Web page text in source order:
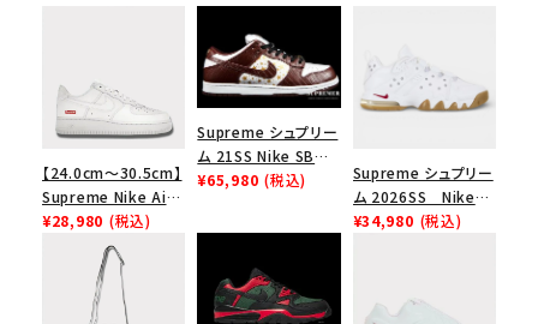
【24.0cm～30.5cm】
Supreme Nike Air
Force 1 Low シュプ
リーム ナイキエアフォ
ース１スニーカー シ
ューズ ホワイト
¥28,980 (税込)
Supreme シュプリー
ム 21SS Nike SB
Dunk Low ナイキSB
¥65,980 (税込)
Supreme シュプリー
ム 2026SS Nike
SB Air Max 2 CB 94
¥34,980 (税込)